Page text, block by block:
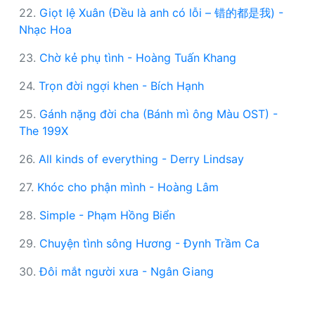
22. Giọt lệ Xuân (Đều là anh có lỗi – 错的都是我) -
Nhạc Hoa
23. Chờ kẻ phụ tình - Hoàng Tuấn Khang
24. Trọn đời ngợi khen - Bích Hạnh
25. Gánh nặng đời cha (Bánh mì ông Màu OST) -
The 199X
26. All kinds of everything - Derry Lindsay
27. Khóc cho phận mình - Hoàng Lâm
28. Simple - Phạm Hồng Biển
29. Chuyện tình sông Hương - Đynh Trầm Ca
30.Đôi mắt người xưa - Ngân Giang